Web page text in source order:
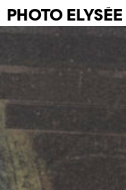
PHOTO ELYSÉE